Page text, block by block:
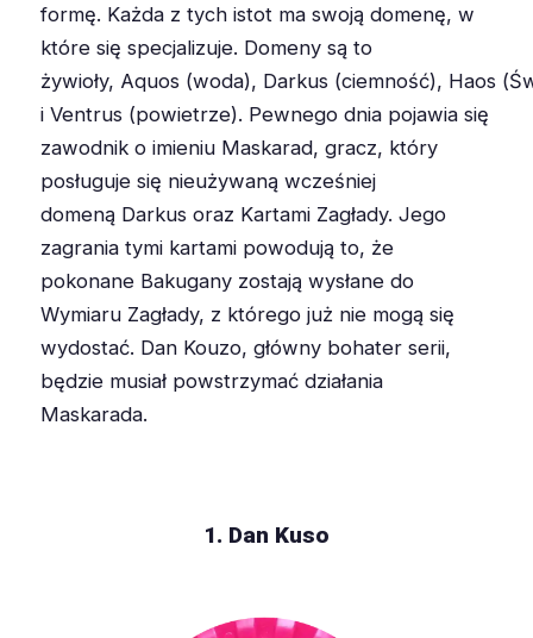
formę. Każda z tych istot ma swoją domenę, w
które się specjalizuje. Domeny są to
żywioły, Aquos (woda), Darkus (ciemność), Haos
i Ventrus (powietrze). Pewnego dnia pojawia się
zawodnik o imieniu Maskarad, gracz, który
posługuje się nieużywaną wcześniej
domeną Darkus oraz Kartami Zagłady. Jego
zagrania tymi kartami powodują to, że
pokonane Bakugany zostają wysłane do
Wymiaru Zagłady, z którego już nie mogą się
wydostać. Dan Kouzo, główny bohater serii,
będzie musiał powstrzymać działania
Maskarada.
1. Dan Kuso